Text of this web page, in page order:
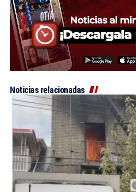
Noticias relacionadas